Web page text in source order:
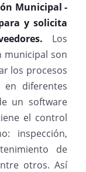
Municipal -
y solicita
Los
municipal son
los procesos
en diferentes
un software
el control
inspección,
de
otros. Así